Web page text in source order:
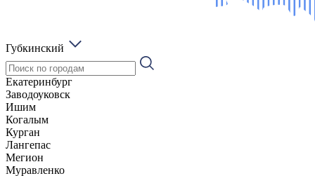
Губкинский
Екатеринбург
Заводоуковск
Ишим
Когалым
Курган
Лангепас
Мегион
Муравленко